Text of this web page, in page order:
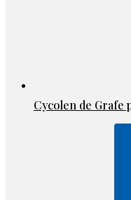
Cycolen de Grafe